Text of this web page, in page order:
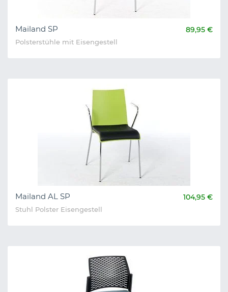
Mailand SP 89,95 €
Polsterstühle mit Eisengestell
Mailand AL SP 104,95 €
Stuhl Polster Eisengestell